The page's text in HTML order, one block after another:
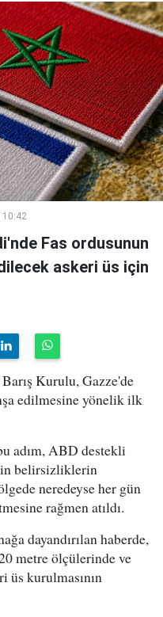
10:42
Fas ordusunun
askeri üs için
Kurulu, Gazze'de
edilmesine yönelik ilk
adım, ABD destekli
belirsizliklerin
neredeyse her gün
rağmen atıldı.
dayandırılan haberde,
metre ölçülerinde ve
üs kurulmasının